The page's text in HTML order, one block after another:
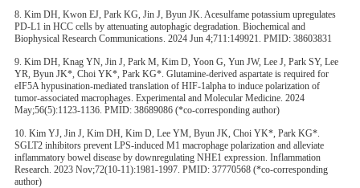
8. Kim DH, Kwon EJ, Park KG, Jin J, Byun JK. Acesulfame potassium upregulates
PD-L1 in HCC cells by attenuating autophagic degradation. Biochemical and
Biophysical Research Communications. 2024 Jun 4;711:149921. PMID: 38603831
9. Kim DH, Knag YN, Jin J, Park M, Kim D, Yoon G, Yun JW, Lee J, Park SY, Lee
YR, Byun JK*, Choi YK*, Park KG*. Glutamine-derived aspartate is required for
eIF5A hypusination-mediated translation of HIF-1alpha to induce polarization of
tumor-associated macrophages. Experimental and Molecular Medicine. 2024
May;56(5):1123-1136. PMID: 38689086 (*co-corresponding author)
10. Kim YJ, Jin J, Kim DH, Kim D, Lee YM, Byun JK, Choi YK*, Park KG*.
SGLT2 inhibitors prevent LPS-induced M1 macrophage polarization and alleviate
inflammatory bowel disease by downregulating NHE1 expression. Inflammation
Research. 2023 Nov;72(10-11):1981-1997. PMID: 37770568 (*co-corresponding
author)